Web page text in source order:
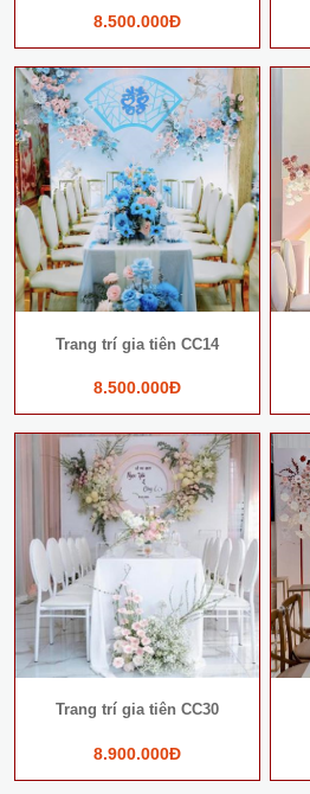
8.500.000Đ
Trang trí gia tiên CC14
8.500.000Đ
Trang trí gia tiên CC30
8.900.000Đ